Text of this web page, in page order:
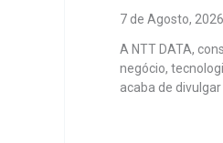
7 de Agosto, 2026
A NTT DATA,
negócio,
acaba de